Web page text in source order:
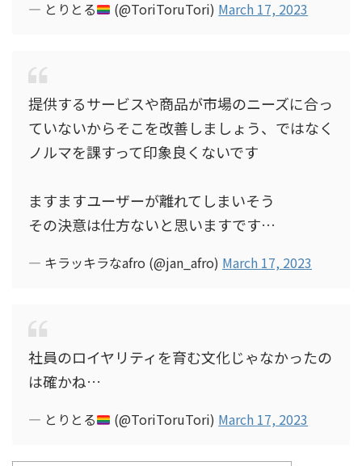
— とりとる (@ToriToruTori) March 17, 2023
提供するサービスや商品が市場のニーズに合っ
ていないからそこを改善しましょう、ではなく
ノルマを課すって印象良くないです
ますますユーザーが離れてしまいそう
その決意は仕方ないと思いますです…
— キラッキラなafro (@jan_afro) March 17, 2023
社員のロイヤリティを育む文化じゃなかったの
は確かね…
— とりとる (@ToriToruTori) March 17, 2023